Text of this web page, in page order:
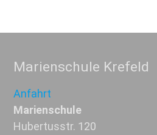
Marienschule Krefeld
Anfahrt
Marienschule
Hubertusstr. 120